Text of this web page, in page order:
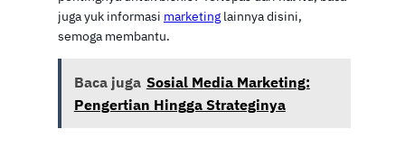
juga yuk informasi marketing lainnya disini,
semoga membantu.
Baca juga Sosial Media Marketing:
Pengertian Hingga Strateginya